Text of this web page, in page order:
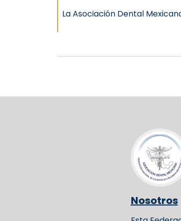
La Asociación Dental
Nosotros